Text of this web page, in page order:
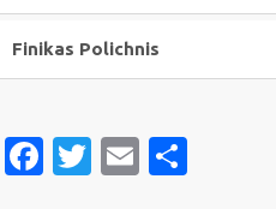
Finikas Polichnis
Facebook
Twitter
Email